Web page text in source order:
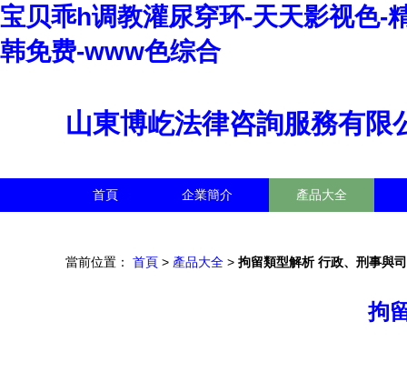
宝贝乖h调教灌尿穿环-天天影视色-
韩免费-www色综合
山東博屹法律咨詢服務有限
首頁 企業簡介 產品大全
當前位置： 首頁 > 產品大全 > 拘留類型解析 行政、刑事與
拘